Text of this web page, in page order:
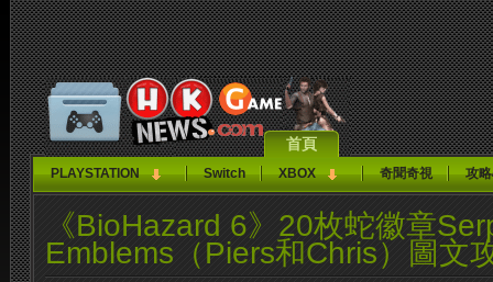
首頁
PLAYSTATION Switch XBOX 奇聞奇視 攻
《BioHazard 6》20枚蛇徽章
Emblems（Piers和Chris）圖文